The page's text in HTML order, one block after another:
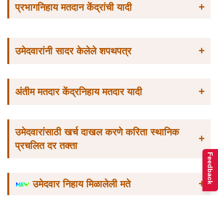
प्रभागनिहाय मतदान केंद्रांची यादी +
उमेदवारांनी सादर केलेले शपथपत्र +
अंतीम मतदार केंद्रनिहाय मतदार यादी +
उमेदवारांसाठी खर्च दाखल करणे करिता स्थानिक
प्रचलित दर तक्ता
+
उमेदवार निहाय मिळालेली मते + Feedback